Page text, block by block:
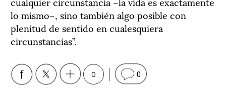
lo mismo–, sino también algo posible con
plenitud de sentido en cualesquiera
circunstancias”.
0 0